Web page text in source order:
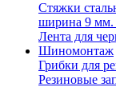
Стяжки
ширина 9 мм.
Лента для
Шиномонтаж
Грибки для
Резиновые